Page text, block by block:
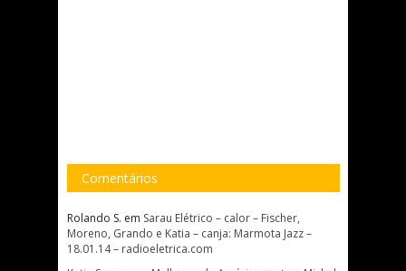
Comentários
Rolando S. em Sarau Elétrico – calor – Fischer,
Moreno, Grando e Katia – canja: Marmota Jazz –
18.01.14 – radioeletrica.com